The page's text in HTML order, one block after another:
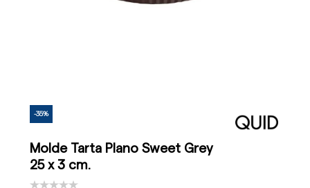
-35%
Molde Tarta Plano Sweet Grey
25 x 3 cm.